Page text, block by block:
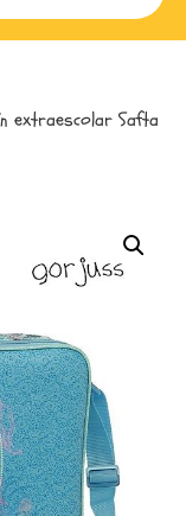
extraescolar Safta